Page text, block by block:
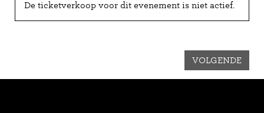
De ticketverkoop voor dit evenement is niet actief.
VOLGENDE